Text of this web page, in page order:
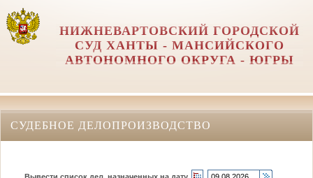
НИЖНЕВАРТОВСКИЙ ГОРОДСКОЙ
СУД ХАНТЫ - МАНСИЙСКОГО
АВТОНОМНОГО ОКРУГА - ЮГРЫ
СУДЕБНОЕ ДЕЛОПРОИЗВОДСТВО